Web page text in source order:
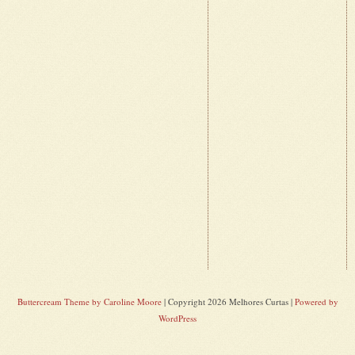
Buttercream Theme by Caroline Moore| Copyright 2026 Melhores Curtas | Powered by
WordPress